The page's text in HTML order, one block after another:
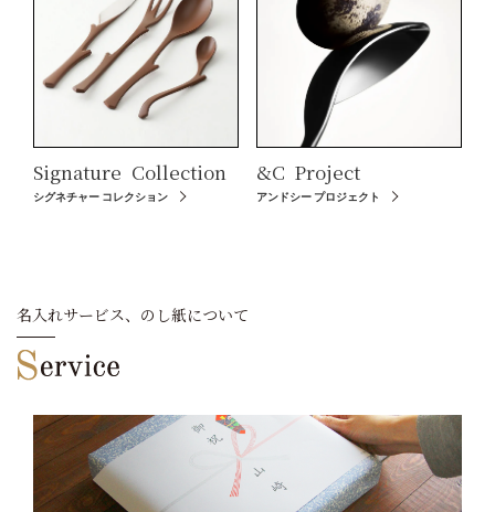
Signature Collection
シグネチャー コレクション
&C Project
アンドシー プロジェクト
名入れサービス、のし紙について